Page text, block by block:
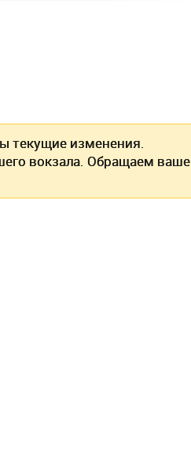
текущие изменения.
вокзала. Обращаем ваше